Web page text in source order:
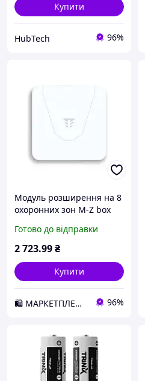
Купити
HubTech 96%
Модуль розширення на 8
охоронних зон M-Z box
2026
Готово до відправки
2 723.99₴
Купити
🛍️ МАРКЕТПЛЕЙС DMD 96%